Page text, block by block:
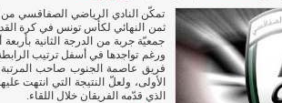
تمكّن النادي الرياضي الصفاقسي من
ثمن النهائي لكأس تونس في كرة
جمعيّة جربة من الدرجة الثانية
ورغم تواجدها في أسفل ترتيب
فريق عاصمة الجنوب صاحب المرتبة
الذي قدّمه الفريقان خلال اللقاء.